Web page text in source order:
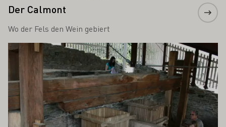
Der Calmont
Wo der Fels den Wein gebiert
Mehr erfahren